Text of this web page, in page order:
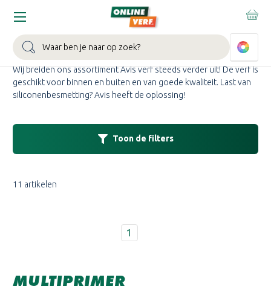
Zoeken
Home Avis
AVIS KOPEN
Wij breiden ons assortiment Avis verf steeds verder uit! De verf is
geschikt voor binnen en buiten en van goede kwaliteit. Last van
siliconenbesmetting? Avis heeft de oplossing!
11 artikelen
1
Toon de filters
MULTIPRIMER